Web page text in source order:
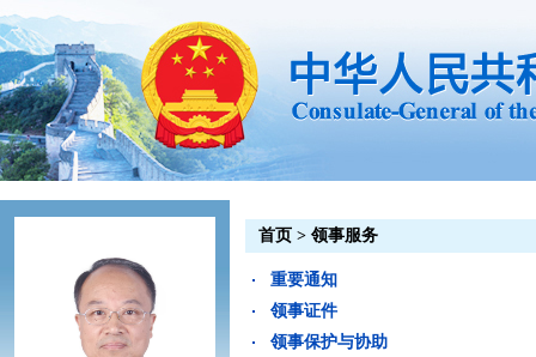
首页 > 领事服务
重要通知
领事证件
领事保护与协助